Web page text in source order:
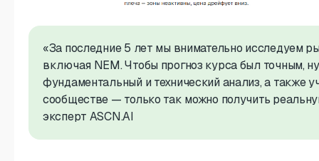
«За последние 5 лет мы внимательно исследуем
включая NEM. Чтобы прогноз курса был точным,
фундаментальный и технический анализ, а также
сообществе — только так можно получить
эксперт ASCN.AI